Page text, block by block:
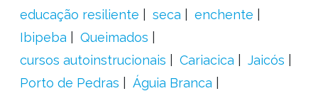
educação resiliente
seca
enchente
Ibipeba
Queimados
cursos autoinstrucionais
Cariacica
Jaicós
Porto de Pedras
Águia Branca